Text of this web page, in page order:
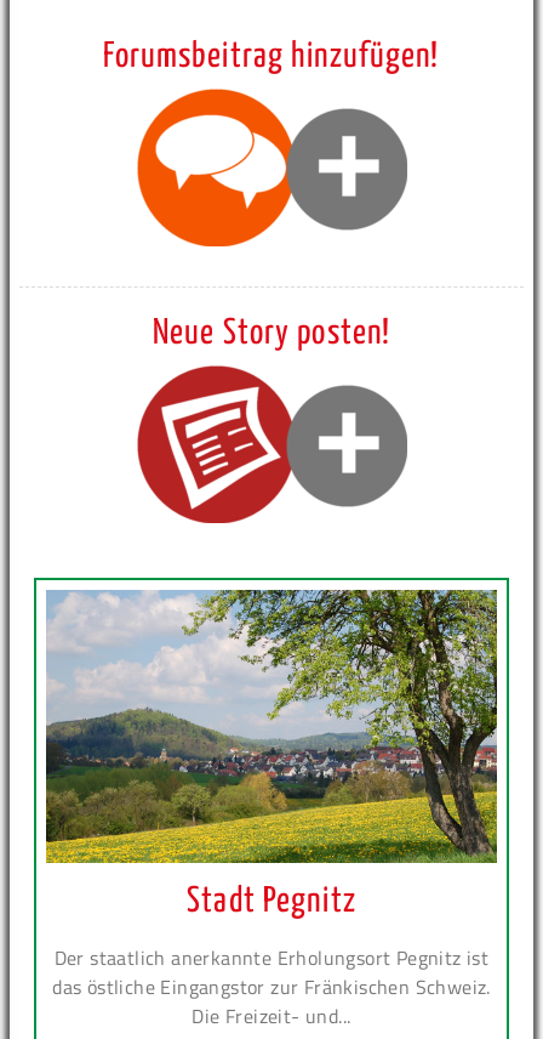
Forumsbeitrag hinzufügen!
Neue Story posten!
Stadt Pegnitz
Der staatlich anerkannte Erholungsort Pegnitz ist
das östliche Eingangstor zur Fränkischen Schweiz.
Die Freizeit- und...